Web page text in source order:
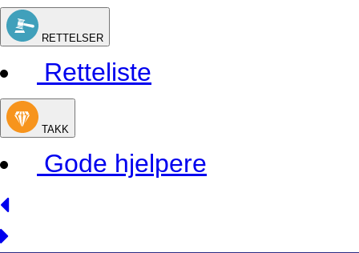
RETTELSER
Retteliste
TAKK
Gode hjelpere